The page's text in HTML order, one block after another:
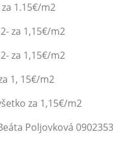
1.15€/m2
za 1,15€/m2
za 1,15€/m2
1, 15€/m2
za 1,15€/m2
Poljovková